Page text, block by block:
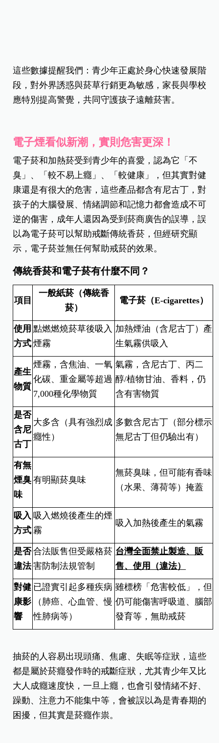
這些數據提醒我們：青少年正處於身心快速發展階
段，對外界誘惑與菸草行銷更為敏感，家長與學校
應特別提高警覺，共同守護孩子遠離菸害。
電子煙看似新潮，實則危害更深！
電子菸和加熱菸受到青少年的喜愛，認為它「不
臭」、「較不易上癮」、「較健康」，但其實對健
康還是有很大的危害，這些產品都含有尼古丁，對
孩子的大腦發展、情緒調節和記憶力都會造成不可
逆的傷害，成年人還因為受到菸商廣告的誤導，誤
以為電子菸可以幫助戒斷傳統香菸，但經研究顯
示，電子菸並無任何幫助戒菸的效果。
傳統香菸和電子菸有什麼不同？
項目
一般紙菸（傳統香
菸）
電子菸（E-cigarettes）
使用
方式
點燃燃燒菸草後吸入
煙霧
加熱煙油（含尼古丁）產
生氣霧供吸入
產生
物質
煙霧，含焦油、一氧
化碳、重金屬等超過
7,000種化學物質
氣霧，含尼古丁、丙二
醇/植物甘油、香料，仍
含有害物質
是否
含尼
古丁
大多含（具有強烈成
癮性）
多數含尼古丁（部分標示
無尼古丁但仍驗出有）
有無
煙臭
味
有明顯菸臭味
無菸臭味，但可能有香味
（水果、薄荷等）掩蓋
吸入
方式
吸入燃燒後產生的煙
霧
吸入加熱後產生的氣霧
是否
違法
合法販售但受嚴格菸
害防制法規管制
台灣全面禁止製造、販
售、使用（違法）
對健
康影
響
已證實引起多種疾病
（肺癌、心血管、慢
性肺病等）
雖標榜「危害較低」，但
仍可能傷害呼吸道、腦部
發育等，無助戒菸
抽菸的人容易出現頭痛、焦慮、失眠等症狀，這些
都是屬於菸癮發作時的戒斷症狀，尤其青少年又比
大人成癮速度快，一旦上癮，也會引發情緒不好、
躁動、注意力不能集中等，會被誤以為是青春期的
困擾，但其實是菸癮作祟。